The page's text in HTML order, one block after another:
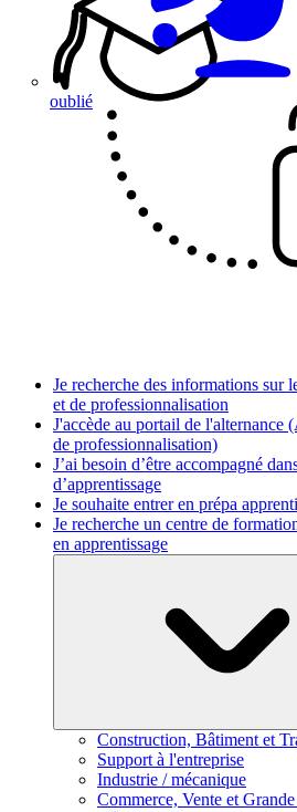
oublié
Je recherche des informations sur
et de professionnalisation
J'accède au portail de l'alternance
de professionnalisation)
J’ai besoin d’être accompagné
d’apprentissage
Je souhaite entrer en prépa
Je recherche un centre de
en apprentissage
Construction, Bâtiment et
Support à l'entreprise
Industrie / mécanique
Commerce, Vente et